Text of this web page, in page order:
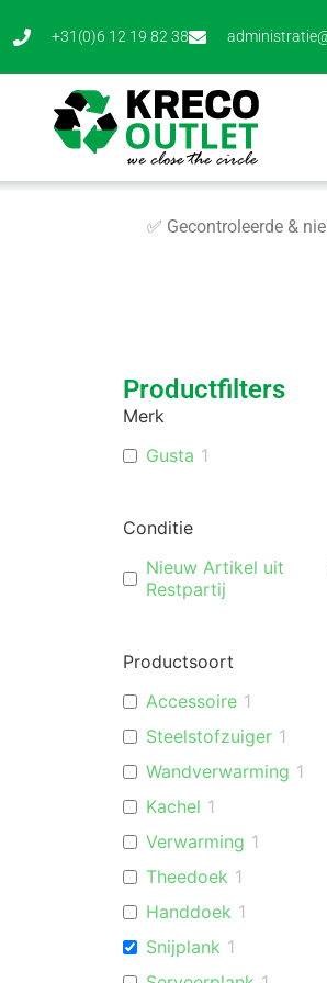
+31(0)6 12 19 82 38
✅ Gecontroleerde &
Productfilters
Merk
Gusta 1
Conditie
Nieuw Artikel uit
Restpartij
Productsoort
Accessoire 1
Steelstofzuiger 1
Wandverwarming 1
Kachel 1
Verwarming 1
Theedoek 1
Handdoek 1
Snijplank 1